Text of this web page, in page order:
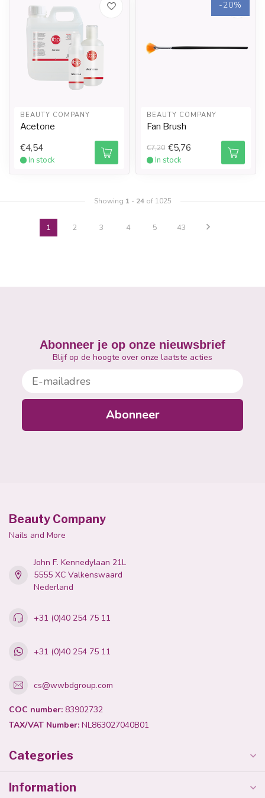
BEAUTY COMPANY
Acetone
€4,54
In stock
-20%
BEAUTY COMPANY
Fan Brush
€7,20 €5,76
In stock
Showing 1- 24of 1025
1 2 3 4 5 43
Abonneer je op onze nieuwsbrief
Blijf op de hoogte over onze laatste acties
E-mailadres
Abonneer
Beauty Company
Nails and More
John F. Kennedylaan 21L
5555 XC Valkenswaard
Nederland
+31 (0)40 254 75 11
+31 (0)40 254 75 11
cs@wwbdgroup.com
COC number: 83902732
TAX/VAT Number: NL863027040B01
Categories
Information